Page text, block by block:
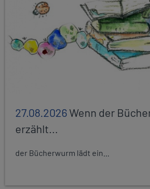
27.08.2026Wenn der
erzählt...
der Bücherwurm lädt ein...